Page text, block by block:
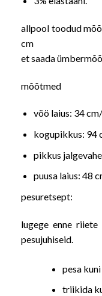
allpool toodud
cm
et saada
mõõtmed
vöö laius: 34
kogupikkus: 94
pikkus
puusa laius: 48
pesuretsept:
lugege enne
pesujuhiseid.
pesa kuni
triikida